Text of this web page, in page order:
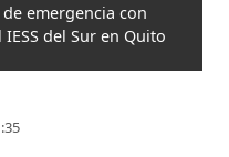
emergencia con
del Sur en Quito